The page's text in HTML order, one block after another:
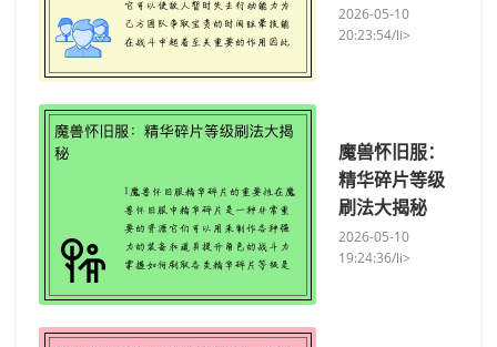
2026-05-10
20:23:54/li>
魔兽怀旧服：
精华碎片等级
刷法大揭秘
2026-05-10
19:24:36/li>